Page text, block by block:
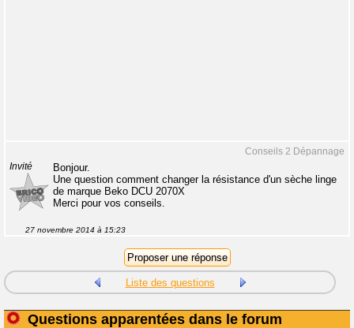
Conseils 2 Dépannage
Invité
Bonjour.
Une question comment changer la résistance d'un sèche linge
de marque Beko DCU 2070X
Merci pour vos conseils.
27 novembre 2014 à 15:23
Liste des questions
Questions apparentées dans le forum